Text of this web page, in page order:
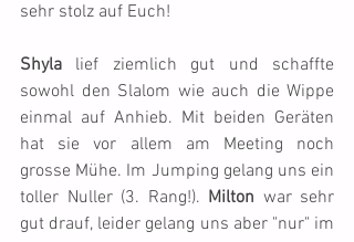
sehr stolz auf Euch!
Shyla lief ziemlich gut und schaffte
sowohl den Slalom wie auch die Wippe
einmal auf Anhieb. Mit beiden Geräten
hat sie vor allem am Meeting noch
grosse Mühe. Im Jumping gelang uns ein
toller Nuller (3. Rang!). Milton war sehr
gut drauf, leider gelang uns aber "nur" im